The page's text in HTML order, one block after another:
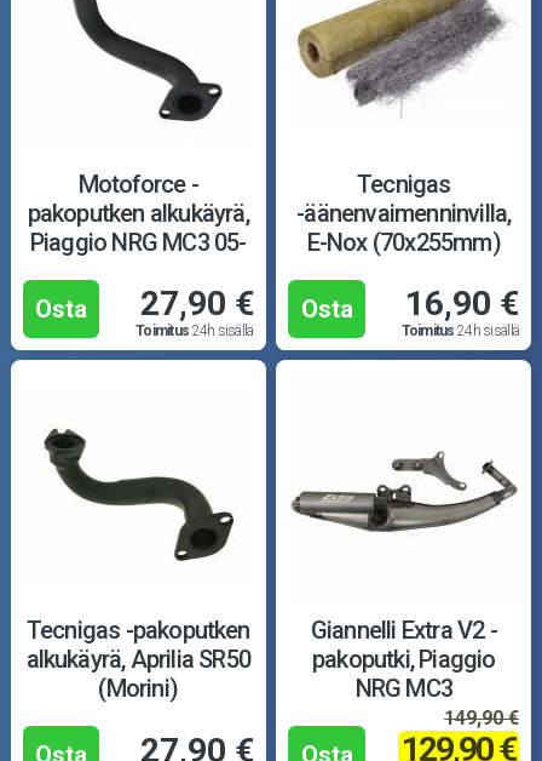
Motoforce -
pakoputken alkukäyrä,
Piaggio NRG MC3 05-
Osta 27,90 €
Toimitus 24h sisällä
Tecnigas
-äänenvaimenninvilla,
E-Nox (70x255mm)
Osta 16,90 €
Toimitus 24h sisällä
Tecnigas -pakoputken
alkukäyrä, Aprilia SR50
(Morini)
27,90 €
Giannelli Extra V2 -
pakoputki, Piaggio
NRG MC3
149,90 €
129,90 €